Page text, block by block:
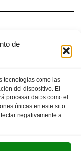
de
tecnologías como las
del dispositivo. El
procesar datos como el
únicas en este sitio.
negativamente a
»